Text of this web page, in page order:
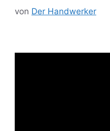
von Der Handwerker